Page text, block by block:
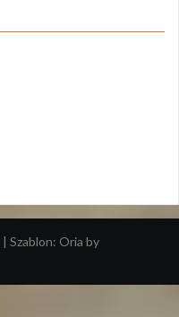
| Szablon: Oria by